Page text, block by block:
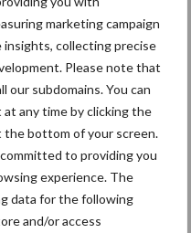
marketing campaign
insights, collecting precise
Please note that
our subdomains. You can
any time by clicking the
the bottom of your screen.
to providing you
experience. The
data for the following
and/or access
flexibele
kent